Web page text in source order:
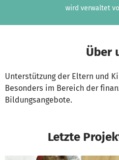
wird verwaltet
Über
Unterstützung der Eltern und
Besonders im Bereich der
Bildungsangebote.
Letzte